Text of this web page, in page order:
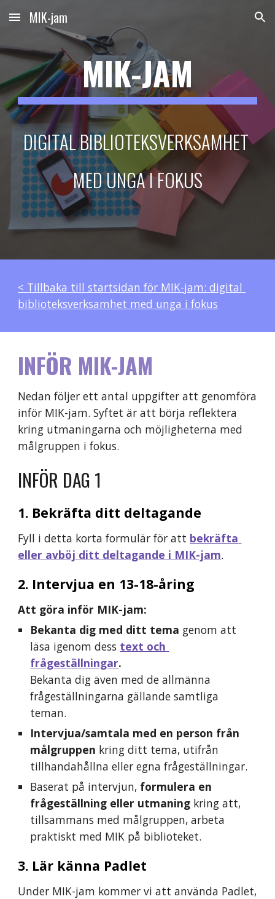
Skip to main content Skip to navigation
MIK-jam
MIK-JAM
DIGITAL BIBLIOTEKSVERKSAMHET
MED UNGA I FOKUS
< Tillbaka till startsidan för MIK-jam: digital
biblioteksverksamhet med unga i fokus
INFÖR MIK-JAM
Nedan följer ett antal uppgifter att genomföra
inför MIK-jam. Syftet är att börja reflektera
kring utmaningarna och möjligheterna med
målgruppen i fokus.
INFÖR DAG 1
1. Bekräfta ditt deltagande
Fyll i detta korta formulär för att bekräfta
eller avböj ditt deltagande i MIK-jam.
2. Intervjua en 13-18-åring
Att göra inför MIK-jam:
Bekanta dig med ditt tema genom att
läsa igenom dess text och
frågeställningar.
Bekanta dig även med de allmänna
frågeställningarna gällande samtliga
teman.
Intervjua/samtala med en person från
målgruppen kring ditt tema, utifrån
tillhandahållna eller egna frågeställningar.
Baserat på intervjun, formulera en
frågeställning eller utmaning kring att,
tillsammans med målgruppen, arbeta
praktiskt med MIK på biblioteket.
3. Lär känna Padlet
Under MIK-jam kommer vi att använda Padlet,